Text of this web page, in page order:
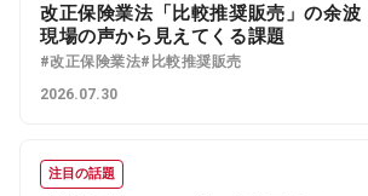
改正保険業法「比較推奨販売」の余波
現場の声から見えてくる課題
#改正保険業法#比較推奨販売
2026.07.30
注目の話題